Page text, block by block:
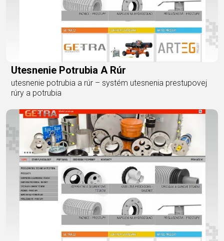
Utesnenie Potrubia A Rúr
utesnenie potrubia a rúr – systém utesnenia prestupovej
rúry a potrubia